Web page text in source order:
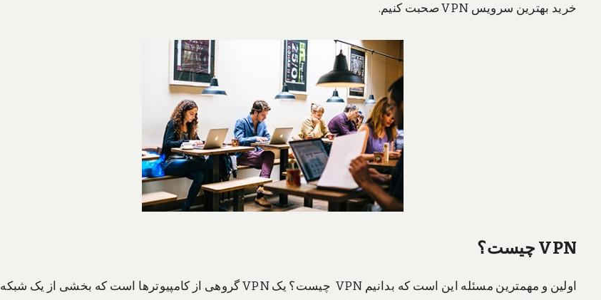
خرید بهترین سرویس VPN صحبت کنیم.
VPN چیست؟
اولین و مهمترین مسئله این است که بدانیم VPN چیست؟ یک VPN گروهی از کامپیوترها است که بخشی از یک شبکه